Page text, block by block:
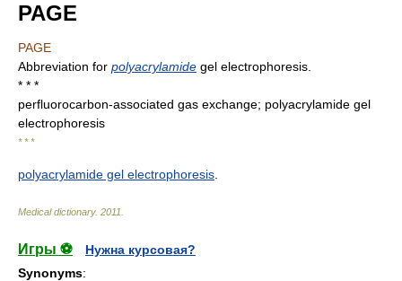
PAGE
PAGE
Abbreviation for polyacrylamide gel electrophoresis.
* * *
perfluorocarbon-associated gas exchange; polyacrylamide gel
electrophoresis
* * *
polyacrylamide gel electrophoresis
Medical dictionary. 2011
Игры ⚽
Нужна курсовая?
Synonyms: